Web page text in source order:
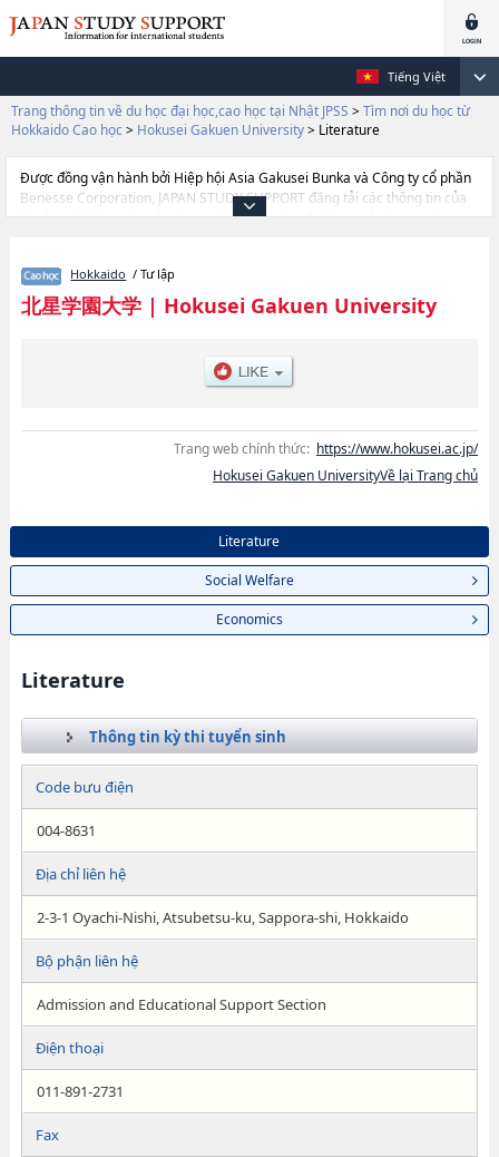
Tiếng Việt
Trang thông tin về du học đại học,cao học tại Nhật JPSS > Tìm nơi du học từ
Hokkaido Cao học > Hokusei Gakuen University> Literature
Được đồng vận hành bởi Hiệp hội Asia Gakusei Bunka và Công ty cổ phần
Benesse Corporation, JAPAN STUDY SUPPORT đăng tải các thông tin của
khoảng 1.300 trường đại học, cao học, trường đại học ngắn hạn, trường
thông tin cần thiết dành cho du học sinh, như là về các
LiteraturehoặcSocial WelfarehoặcEconomics, thông tin về từng khoa
nghiên cứu, thông tin liên quan đến thi tuyển như số lượng tuyển sinh, số
Hokkaido / Tư lập
北星学園大学| Hokusei Gakuen University
Trang web chính thức: https://www.hokusei.ac.jp/
Hokusei Gakuen UniversityVề lại Trang chủ
Literature
Social Welfare
Economics
Literature
Thông tin kỳ thi tuyển sinh
Code bưu điện
004-8631
Địa chỉ liên hệ
2-3-1 Oyachi-Nishi, Atsubetsu-ku, Sappora-shi, Hokkaido
Bộ phận liên hệ
Admission and Educational Support Section
Điện thoại
011-891-2731
Fax